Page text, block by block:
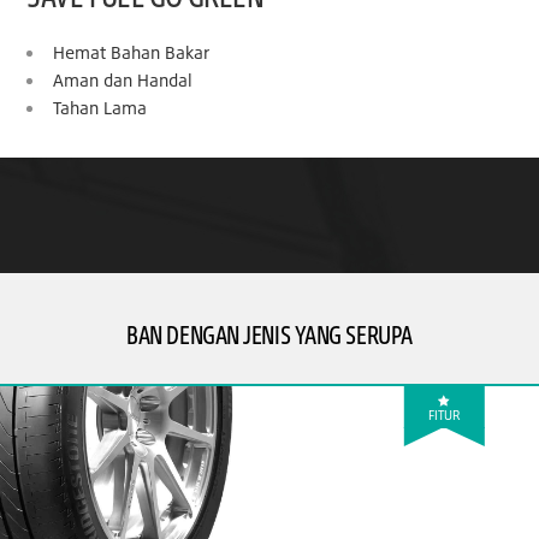
Hemat Bahan Bakar
Aman dan Handal
Tahan Lama
BAN DENGAN JENIS YANG SERUPA
FITUR